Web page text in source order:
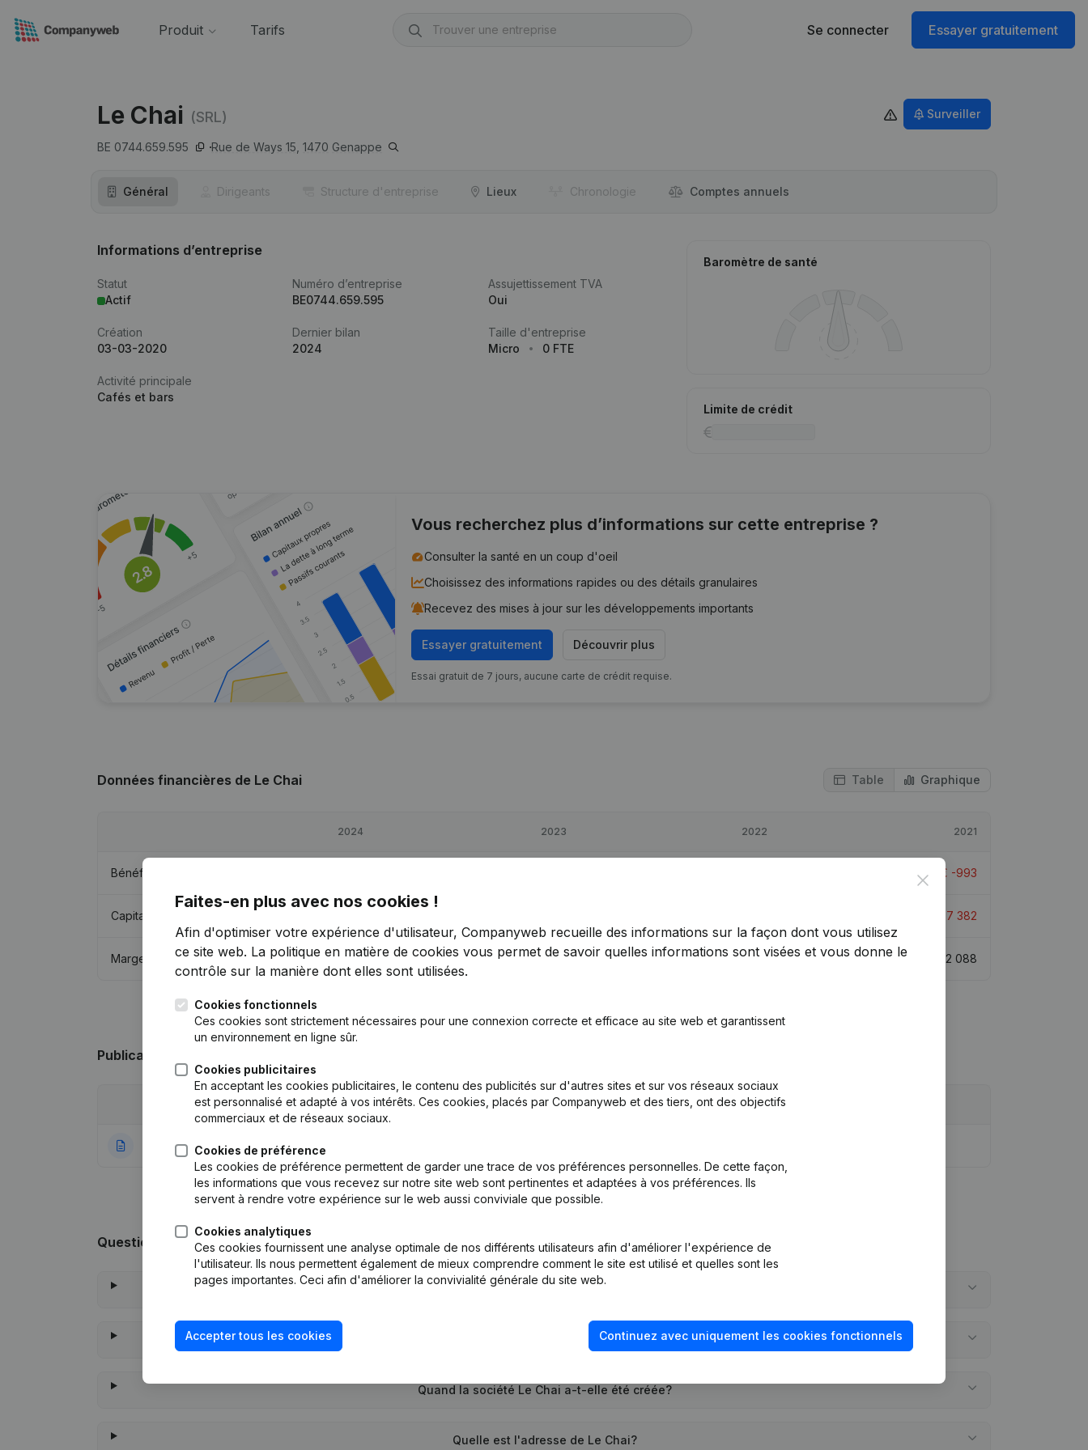
Produit Tarifs Se connecter Essayer gratuitement
Le Chai (SRL)
BE 0744.659.595 Rue de Ways 15, 1470 Genappe
Surveiller
Général Dirigeants Structure d'entreprise Lieux Chronologie Comptes annuels
Informations d’entreprise
Statut
Actif
Numéro d’entreprise
BE0744.659.595
Assujettissement TVA
Oui
Création
03-03-2020
Dernier bilan
2024
Taille d'entreprise
Micro
0 FTE
Activité principale
Cafés et bars
Baromètre de santé
Limite de crédit
Vous recherchez plus d’informations sur cette entreprise ?
Consulter la santé en un coup d'oeil
Choisissez des informations rapides ou des détails granulaires
Recevez des mises à jour sur les développements importants
Essayer gratuitement Découvrir plus
Essai gratuit de 7 jours, aucune carte de crédit requise.
Données financières de Le Chai Table Graphique
2024 2023 2022 2021
Bénéfices/pertes € -993
Capitaux propres -7 382
Marge brute €5 996 -4,19% €6 258 -16,69% €7 512 259,77% 2 088
Publications
Publication
05-03-2020 Rubrique Constitution (Nouvelle Personne Morale, Ouverture Succursale, etc...)
Questions fréquemment posées
Quel est le numéro de TVA de Le Chai?
Quel est l'identifiant PEPPOL de Le Chai?
Quand la société Le Chai a-t-elle été créée?
Quelle est l'adresse de Le Chai?
Close
Faites-en plus avec nos cookies !
Afin d'optimiser votre expérience d'utilisateur, Companyweb recueille des informations sur la façon dont vous utilisez
ce site web. La politique en matière de cookies vous permet de savoir quelles informations sont visées et vous donne le
contrôle sur la manière dont elles sont utilisées.
Cookies fonctionnels
Ces cookies sont strictement nécessaires pour une connexion correcte et efficace au site web et garantissent
un environnement en ligne sûr.
Cookies publicitaires
En acceptant les cookies publicitaires, le contenu des publicités sur d'autres sites et sur vos réseaux sociaux
est personnalisé et adapté à vos intérêts. Ces cookies, placés par Companyweb et des tiers, ont des objectifs
commerciaux et de réseaux sociaux.
Cookies de préférence
Les cookies de préférence permettent de garder une trace de vos préférences personnelles. De cette façon,
les informations que vous recevez sur notre site web sont pertinentes et adaptées à vos préférences. Ils
servent à rendre votre expérience sur le web aussi conviviale que possible.
Cookies analytiques
Ces cookies fournissent une analyse optimale de nos différents utilisateurs afin d'améliorer l'expérience de
l'utilisateur. Ils nous permettent également de mieux comprendre comment le site est utilisé et quelles sont les
pages importantes. Ceci afin d'améliorer la convivialité générale du site web.
Accepter tous les cookies Continuez avec uniquement les cookies fonctionnels